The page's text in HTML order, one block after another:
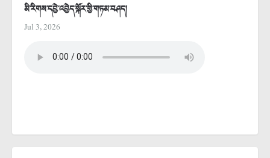
མི་རིགས་དབྱེ་འབྱེད་སྐོར་གྱི་གཏམ་བཤད།
Jul 3, 2026